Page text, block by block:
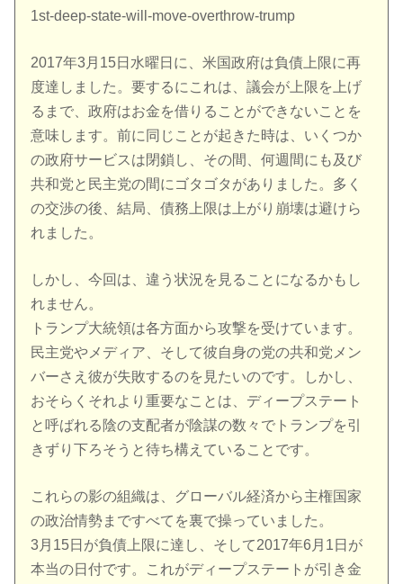
1st-deep-state-will-move-overthrow-trump
2017年3月15日水曜日に、米国政府は負債上限に再
度達しました。要するにこれは、議会が上限を上げ
るまで、政府はお金を借りることができないことを
意味します。前に同じことが起きた時は、いくつか
の政府サービスは閉鎖し、その間、何週間にも及び
共和党と民主党の間にゴタゴタがありました。多く
の交渉の後、結局、債務上限は上がり崩壊は避けら
れました。
しかし、今回は、違う状況を見ることになるかもし
れません。
トランプ大統領は各方面から攻撃を受けています。
民主党やメディア、そして彼自身の党の共和党メン
バーさえ彼が失敗するのを見たいのです。しかし、
おそらくそれより重要なことは、ディープステート
と呼ばれる陰の支配者が陰謀の数々でトランプを引
きずり下ろそうと待ち構えていることです。
これらの影の組織は、グローバル経済から主権国家
の政治情勢まですべてを裏で操っていました。
3月15日が負債上限に達し、そして2017年6月1日が
本当の日付です。これがディープステートが引き金